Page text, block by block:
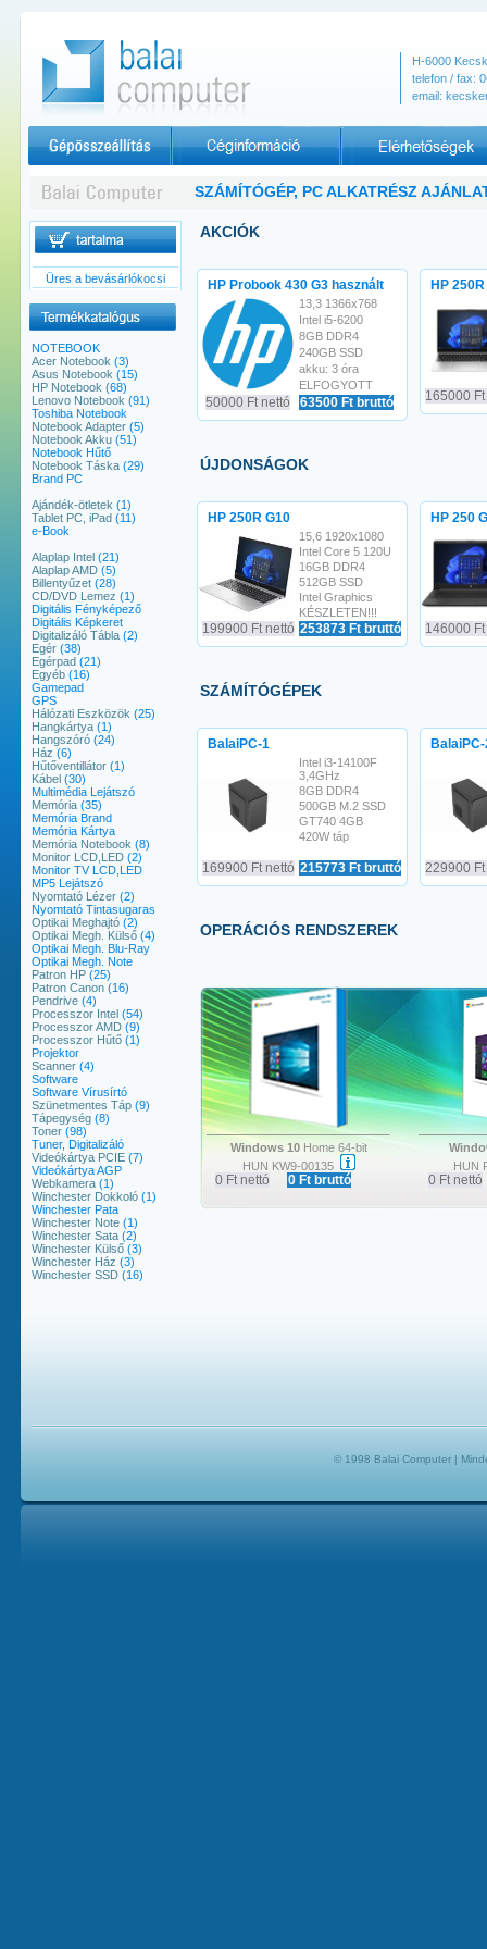
H-6000
telefon / fax:
email:
Elérhetőségek
SZÁMÍTÓGÉP, PC ALKATRÉSZ
Üres a bevásárlókocsi
NOTEBOOK
Acer Notebook (3)
Asus Notebook (15)
HP Notebook (68)
Lenovo Notebook (91)
Toshiba Notebook
Notebook Adapter (5)
Notebook Akku (51)
Notebook Hűtő
Notebook Táska (29)
Brand PC
Ajándék-ötletek (1)
Tablet PC, iPad (11)
e-Book
Alaplap Intel (21)
Alaplap AMD (5)
Billentyűzet (28)
CD/DVD Lemez (1)
Digitális Fényképező
Digitális Képkeret
Digitalizáló Tábla (2)
Egér (38)
Egérpad (21)
Egyéb (16)
Gamepad
GPS
Hálózati Eszközök (25)
Hangkártya (1)
Hangszóró (24)
Ház (6)
Hűtőventillátor (1)
Kábel (30)
Multimédia Lejátszó
Memória (35)
Memória Brand
Memória Kártya
Memória Notebook (8)
Monitor LCD,LED (2)
Monitor TV LCD,LED
MP5 Lejátszó
Nyomtató Lézer (2)
Nyomtató Tintasugaras
Optikai Meghajtó (2)
Optikai Megh. Külső (4)
Optikai Megh. Blu-Ray
Optikai Megh. Note
Patron HP (25)
Patron Canon (16)
Pendrive (4)
Processzor Intel (54)
Processzor AMD (9)
Processzor Hűtő (1)
Projektor
Scanner (4)
Software
Software Vírusírtó
Szünetmentes Táp (9)
Tápegység (8)
Toner (98)
Tuner, Digitalizáló
Videókártya PCIE (7)
Videókártya AGP
Webkamera (1)
Winchester Dokkoló (1)
Winchester Pata
Winchester Note (1)
Winchester Sata (2)
Winchester Külső (3)
Winchester Ház (3)
Winchester SSD (16)
AKCIÓK
HP Probook 430 G3 használt
13,3 1366x768
Intel i5-6200
8GB DDR4
240GB SSD
akku: 3 óra
ELFOGYOTT
50000 Ft nettó 63500 Ft bruttó
HP
165000
ÚJDONSÁGOK
HP 250R G10
15,6 1920x1080
Intel Core 5 120U
16GB DDR4
512GB SSD
Intel Graphics
KÉSZLETEN!!!
199900 Ft nettó 253873 Ft bruttó
HP 250
146000
SZÁMÍTÓGÉPEK
BalaiPC-1
Intel i3-14100F
3,4GHz
8GB DDR4
500GB M.2 SSD
GT740 4GB
420W táp
169900 Ft nettó 215773 Ft bruttó 229900 Ft
OPERÁCIÓS RENDSZEREK
Windows 10Home 64-bit
HUN KW9-00135
0 Ft nettó 0 Ft bruttó
HUN
0 Ft nettó
© 1998 Balai Computer|